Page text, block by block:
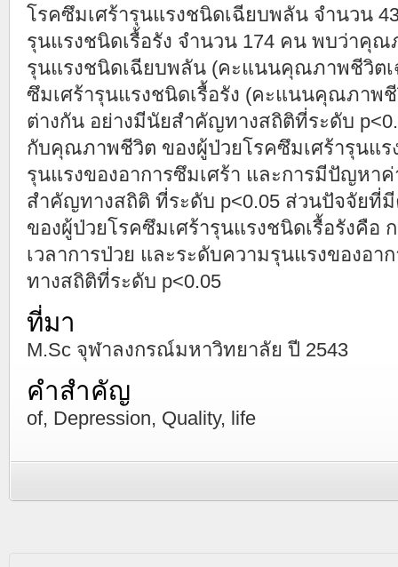
โรคซึมเศร้ารุนแรงชนิดเฉียบพลัน จำนวน
รุนแรงชนิดเรื้อรัง จำนวน 174 คน พบว่าคุ
รุนแรงชนิดเฉียบพลัน (คะแนนคุณภาพชีวิตเ
ซึมเศร้ารุนแรงชนิดเรื้อรัง (คะแนนคุณภาพชี
ต่างกัน อย่างมีนัยสำคัญทางสถิติที่ระดับ
กับคุณภาพชีวิต ของผู้ป่วยโรคซึมเศร้ารุนแ
รุนแรงของอาการซึมเศร้า และการมีปัญหา
สำคัญทางสถิติ ที่ระดับ p<0.05 ส่วนปัจจัย
ของผู้ป่วยโรคซึมเศร้ารุนแรงชนิดเรื้อรังคือ
เวลาการป่วย และระดับความรุนแรงของอ
ทางสถิติที่ระดับ p<0.05
ที่มา
M.Sc จุฬาลงกรณ์มหาวิทยาลัย ปี 2543
คำสำคัญ
of, Depression, Quality, life